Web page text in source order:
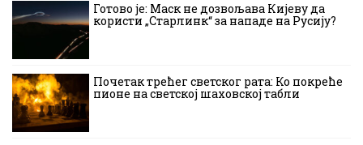
Готово је: Маск не дозвољава Кијеву да
користи „Старлинк“ за нападе на Русију?
Почетак трећег светског рата: Ко покреће
пионе на светској шаховској табли